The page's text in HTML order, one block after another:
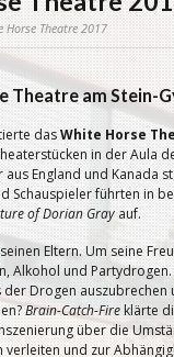
Horse Theatre 2017
Theatre am Stein-
dasWhite Horse
in der Aula
aus England und Kanada
Schauspieler führten in
of Dorian Gray auf.
Eltern. Um seine
Alkohol und Partydrogen.
der Drogen auszubrechen
Brain-Catch-Fireklärte
über die
und zur